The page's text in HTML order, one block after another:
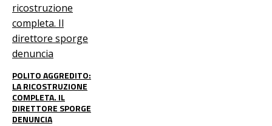
POLITO AGGREDITO:
LA RICOSTRUZIONE
COMPLETA. IL
DIRETTORE SPORGE
DENUNCIA